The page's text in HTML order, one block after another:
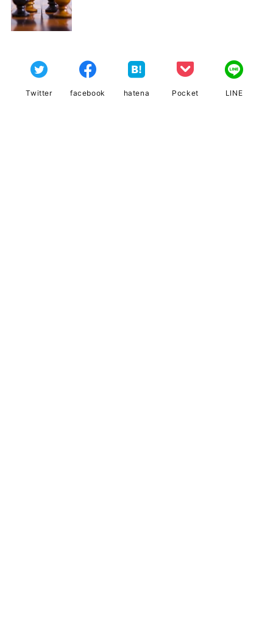
Twitter facebook hatena Pocket LINE